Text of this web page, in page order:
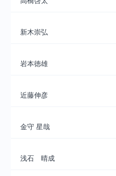
新木崇弘
岩本徳雄
近藤伸彦
金守 星哉
浅石 晴成